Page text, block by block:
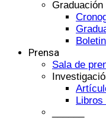
Graduación
Prensa
Sala de